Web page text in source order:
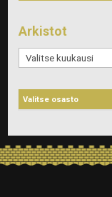
Arkistot
Arkistot